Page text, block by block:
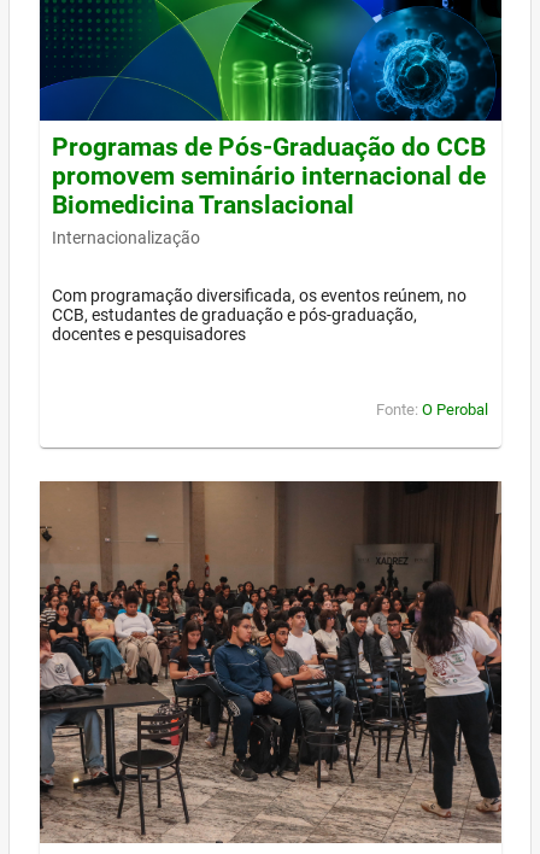
Programas de Pós-Graduação do CCB
promovem seminário internacional de
Biomedicina Translacional
Internacionalização
Com programação diversificada, os eventos reúnem, no
CCB, estudantes de graduação e pós-graduação,
docentes e pesquisadores
Fonte: O Perobal